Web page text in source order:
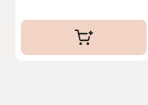
Hansbo Sport
Heller